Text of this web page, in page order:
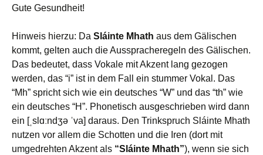
Gute Gesundheit!
Hinweis hierzu: Da Sláinte Mhath aus dem Gälischen
kommt, gelten auch die Ausspracheregeln des Gälischen.
Das bedeutet, dass Vokale mit Akzent lang gezogen
werden, das “i” ist in dem Fall ein stummer Vokal. Das
“Mh” spricht sich wie ein deutsches “W” und das “th” wie
ein deutsches “H”. Phonetisch ausgeschrieben wird dann
ein [ˌslɑːndʒə ˈva] daraus. Den Trinkspruch Sláinte Mhath
nutzen vor allem die Schotten und die Iren (dort mit
umgedrehten Akzent als “Sláinte Mhath”), wenn sie sich